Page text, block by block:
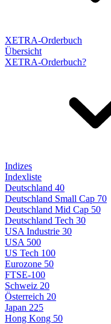
XETRA-Orderbuch
Übersicht
XETRA-Orderbuch?
Indizes
Indexliste
Deutschland 40
Deutschland Small Cap 70
Deutschland Mid Cap 50
Deutschland Tech 30
USA Industrie 30
USA 500
US Tech 100
Eurozone 50
FTSE-100
Schweiz 20
Österreich 20
Japan 225
Hong Kong 50